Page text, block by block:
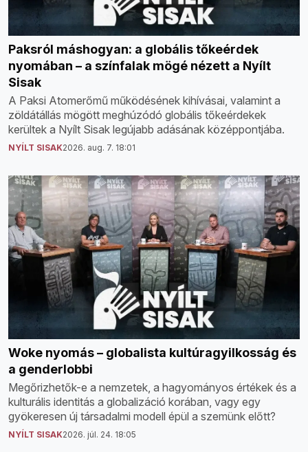
Paksról máshogyan: a globális tőkeérdek
nyomában – a színfalak mögé nézett a Nyílt
Sisak
A Paksi Atomerőmű működésének kihívásai, valamint a
zöldátállás mögött meghúzódó globális tőkeérdekek
kerültek a Nyílt Sisak legújabb adásának középpontjába.
NYÍLT SISAK2026. aug. 7. 18:01
Woke nyomás – globalista kultúragyilkosság és
a genderlobbi
Megőrizhetők-e a nemzetek, a hagyományos értékek és a
kulturális identitás a globalizáció korában, vagy egy
gyökeresen új társadalmi modell épül a szemünk előtt?
NYÍLT SISAK2026. júl. 24. 18:05